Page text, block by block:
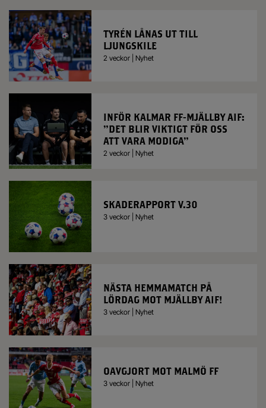
TYRÉN LÅNAS UT TILL
LJUNGSKILE
2 veckor | Nyhet
INFÖR KALMAR FF-MJÄLLBY AIF:
”DET BLIR VIKTIGT FÖR OSS
ATT VARA MODIGA”
2 veckor | Nyhet
SKADERAPPORT V.30
3 veckor | Nyhet
NÄSTA HEMMAMATCH PÅ
LÖRDAG MOT MJÄLLBY AIF!
3 veckor | Nyhet
OAVGJORT MOT MALMÖ FF
3 veckor | Nyhet